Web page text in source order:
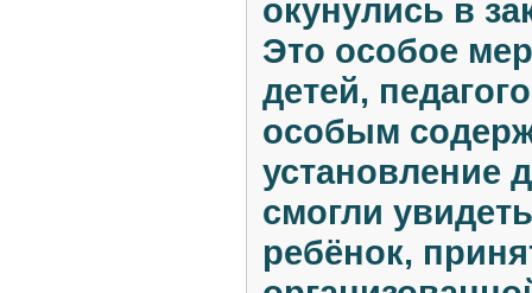
окунулись в
Это особое
детей,
особым
установление
смогли
ребёнок,